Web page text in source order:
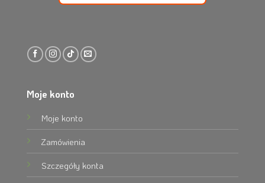
Moje konto
Moje konto
Zamówienia
Szczegóły konta